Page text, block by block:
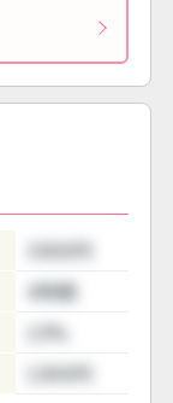
3000円
4時間
10%
1000円